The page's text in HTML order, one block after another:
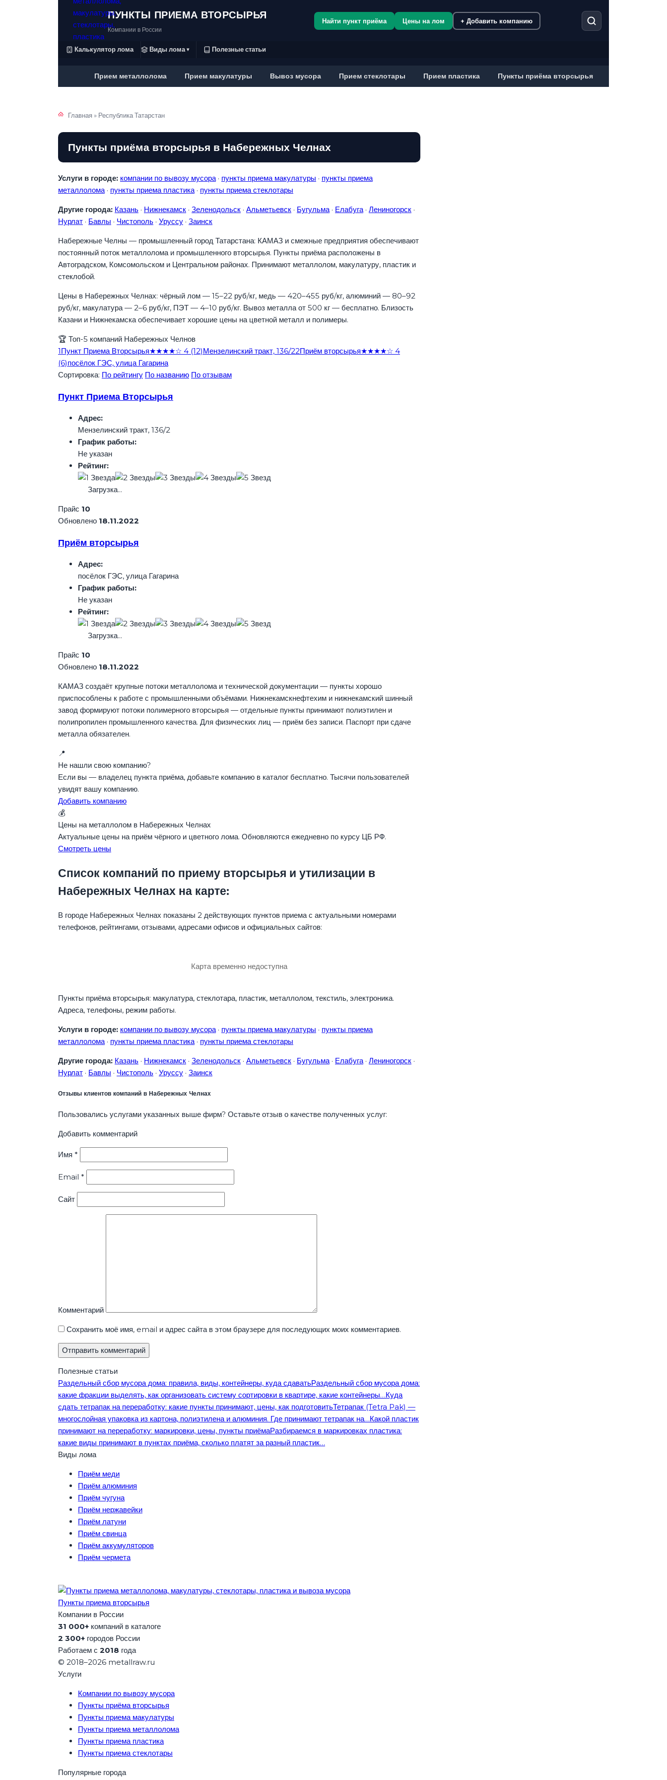
ПУНКТЫ ПРИЕМА ВТОРСЫРЬЯ
Компании в России
Найти пункт приёма Цены на лом + Добавить компанию
Калькулятор лома Виды лома ▾ Полезные статьи
Прием металлолома Прием макулатуры Вывоз мусора Прием стеклотары Прием пластика Пункты приёма вторсырья
Главная » Республика Татарстан
Пункты приёма вторсырья в Набережных Челнах
Услуги в городе: компании по вывозу мусора· пункты приема макулатуры · пункты приема
металлолома· пункты приема пластика· пункты приема стеклотары
Другие города: Казань · Нижнекамск · Зеленодольск · Альметьевск · Бугульма· Елабуга· Лениногорск ·
Нурлат · Бавлы · Чистополь · Уруссу · Заинск
Набережные Челны — промышленный город Татарстана: КАМАЗ и смежные предприятия обеспечивают
постоянный поток металлолома и промышленного вторсырья. Пункты приёма расположены в
Автоградском, Комсомольском и Центральном районах. Принимают металлолом, макулатуру, пластик и
стеклобой.
Цены в Набережных Челнах: чёрный лом — 15–22 руб/кг, медь — 420–455 руб/кг, алюминий — 80–92
руб/кг, макулатура — 2–6 руб/кг, ПЭТ — 4–10 руб/кг. Вывоз металла от 500 кг — бесплатно. Близость
Казани и Нижнекамска обеспечивает хорошие цены на цветной металл и полимеры.
🏆 Топ-5 компаний Набережных Челнов
1Пункт Приема Вторсырья★★★★☆ 4 (12)Мензелинский тракт, 136/22Приём вторсырья★★★★☆ 4
(6)посёлок ГЭС, улица Гагарина
Сортировка: По рейтингу По названию По отзывам
Пункт Приема Вторсырья
Адрес:
Мензелинский тракт, 136/2
График работы:
Не указан
Рейтинг:
Загрузка...
Прайс 10
Обновлено 18.11.2022
Приём вторсырья
Адрес:
посёлок ГЭС, улица Гагарина
График работы:
Не указан
Рейтинг:
Загрузка...
Прайс 10
Обновлено 18.11.2022
КАМАЗ создаёт крупные потоки металлолома и технической документации — пункты хорошо
приспособлены к работе с промышленными объёмами. Нижнекамскнефтехим и нижнекамский шинный
завод формируют потоки полимерного вторсырья — отдельные пункты принимают полиэтилен и
полипропилен промышленного качества. Для физических лиц — приём без записи. Паспорт при сдаче
металла обязателен.
📍
Не нашли свою компанию?
Если вы — владелец пункта приёма, добавьте компанию в каталог бесплатно. Тысячи пользователей
увидят вашу компанию.
Добавить компанию
💰
Цены на металлолом в Набережных Челнах
Актуальные цены на приём чёрного и цветного лома. Обновляются ежедневно по курсу ЦБ РФ.
Смотреть цены
Список компаний по приему вторсырья и утилизации в
Набережных Челнах на карте:
В городе Набережных Челнах показаны 2 действующих пунктов приема с актуальными номерами
телефонов, рейтингами, отзывами, адресами офисов и официальных сайтов:
Карта временно недоступна
Пункты приёма вторсырья: макулатура, стеклотара, пластик, металлолом, текстиль, электроника.
Адреса, телефоны, режим работы.
Услуги в городе: компании по вывозу мусора · пункты приема макулатуры · пункты приема
металлолома · пункты приема пластика · пункты приема стеклотары
Другие города: Казань · Нижнекамск · Зеленодольск · Альметьевск · Бугульма · Елабуга · Лениногорск ·
Нурлат · Бавлы · Чистополь · Уруссу · Заинск
Отзывы клиентов компаний в Набережных Челнах
Пользовались услугами указанных выше фирм? Оставьте отзыв о качестве полученных услуг:
Добавить комментарий
Имя *
Email *
Сайт
Комментарий
Сохранить моё имя, email и адрес сайта в этом браузере для последующих моих комментариев.
Полезные статьи
Раздельный сбор мусора дома: правила, виды, контейнеры, куда сдаватьРаздельный сбор мусора дома:
какие фракции выделять, как организовать систему сортировки в квартире, какие контейнеры…Куда
сдать тетрапак на переработку: какие пункты принимают, цены, как подготовитьТетрапак (Tetra Pak) —
многослойная упаковка из картона, полиэтилена и алюминия. Где принимают тетрапак на…Какой пластик
принимают на переработку: маркировки, цены, пункты приёмаРазбираемся в маркировках пластика:
какие виды принимают в пунктах приёма, сколько платят за разный пластик…
Виды лома
Приём меди
Приём алюминия
Приём чугуна
Приём нержавейки
Приём латуни
Приём свинца
Приём аккумуляторов
Приём чермета
Пункты приема вторсырья
Компании в России
31 000+ компаний в каталоге
2 300+ городов России
Работаем с 2018 года
© 2018–2026 metallraw.ru
Услуги
Компании по вывозу мусора
Пункты приёма вторсырья
Пункты приема макулатуры
Пункты приема металлолома
Пункты приема пластика
Пункты приема стеклотары
Популярные города